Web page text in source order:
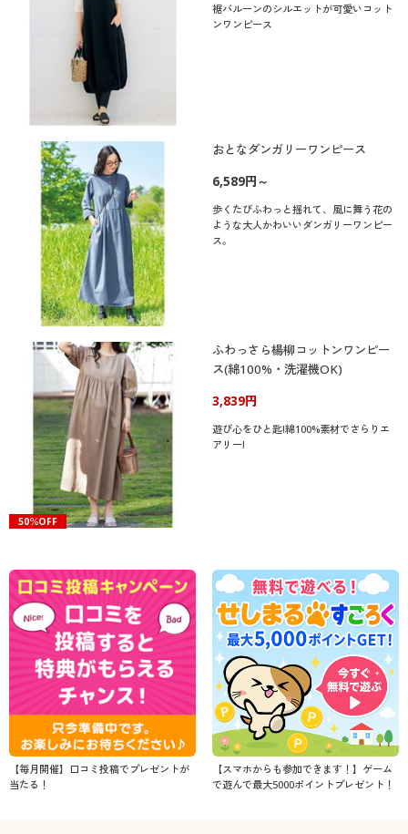
裾バルーンのシルエットが可愛いコット
ンワンピース
おとなダンガリーワンピース
6,589円～
歩くたびふわっと揺れて、風に舞う花の
ような大人かわいいダンガリーワンピー
ス。
50％OFF
ふわっさら楊柳コットンワンピー
ス(綿100%・洗濯機OK)
3,839円
遊び心をひと匙!綿100%素材でさらりエ
アリー!
【毎月開催】口コミ投稿でプレゼントが
当たる！
【スマホからも参加できます！】ゲーム
で遊んで最大5000ポイントプレゼント！